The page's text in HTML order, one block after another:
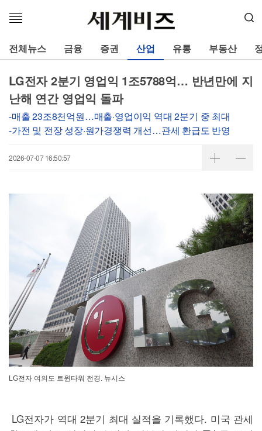
메
열
기
전체뉴스 금융 증권 산업 유통 부동산
LG전자 2분기 영업익 1조5788억… 반년만에 지
난해 연간 영업익 돌파
-매출 23조8천억원…매출·영업이익 역대 2분기 중 최대
-가전 및 전장 성장·원가경쟁력 개선…관세 환급도 반영
2026-07-07 16:50:57
LG전자 여의도 트윈타워 전경. 뉴시스
LG전자가 역대 2분기 최대 실적을 기록했다. 미국 관세